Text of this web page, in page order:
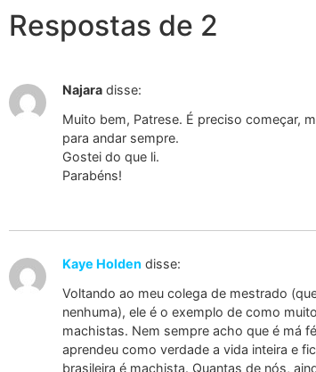
Respostas de 2
Najara disse:
Muito bem, Patrese. É preciso começar,
para andar sempre.
Gostei do que li.
Parabéns!
Kaye Holden disse:
Voltando ao meu colega de mestrado
nenhuma), ele é o exemplo de como
machistas. Nem sempre acho que é má
aprendeu como verdade a vida inteira e
brasileira é machista. Quantas de nós,